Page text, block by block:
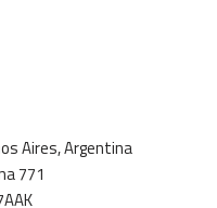
Aires, Argentina
771